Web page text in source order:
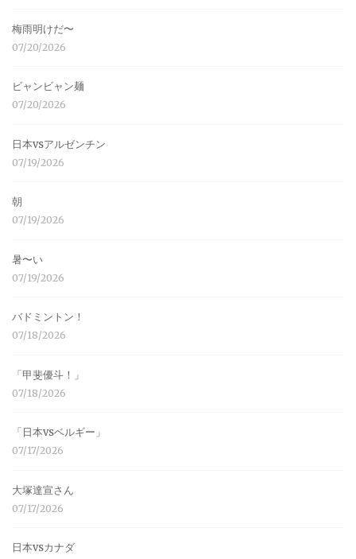
梅雨明けだ〜
07/20/2026
ビャンビャン麺
07/20/2026
日本vsアルゼンチン
07/19/2026
朝
07/19/2026
暑〜い
07/19/2026
バドミントン！
07/18/2026
「甲斐優斗！」
07/18/2026
「日本vsベルギー」
07/17/2026
大塚達宣さん
07/17/2026
日本vsカナダ